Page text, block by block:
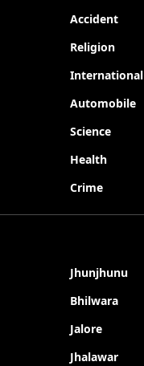
Accident
Religion
International
Automobile
Science
Health
Crime
Jhunjhunu
Bhilwara
Jalore
Jhalawar